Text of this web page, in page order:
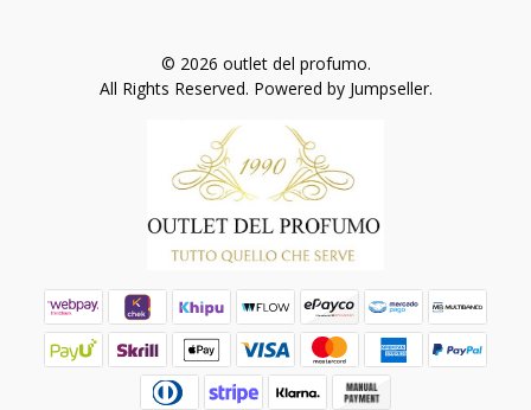
© 2026 outlet del profumo.
All Rights Reserved. Powered by Jumpseller.